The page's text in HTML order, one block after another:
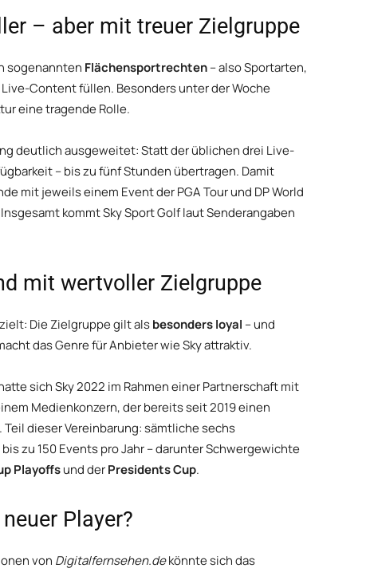
– aber mit treuer Zielgruppe
sogenannten Flächensportrechten– also Sportarten,
Content füllen. Besonders unter der Woche
eine tragende Rolle.
deutlich ausgeweitet: Statt der üblichen drei Live-
– bis zu fünf Stunden übertragen. Damit
mit jeweils einem Event der PGA Tour und DP World
Insgesamt kommt Sky Sport Golf laut Senderangaben
mit wertvoller Zielgruppe
Die Zielgruppe gilt alsbesonders loyal – und
das Genre für Anbieter wie Sky attraktiv.
sich Sky 2022 im Rahmen einer Partnerschaft mit
Medienkonzern, der bereits seit 2019 einen
dieser Vereinbarung: sämtliche sechs
zu 150 Events pro Jahr – darunter Schwergewichte
Playoffsund derPresidents Cup.
Player?
von Digitalfernsehen.dekönnte sich das